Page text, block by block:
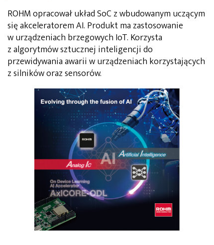
ROHM opracował układ SoC z wbudowanym uczącym
się akceleratorem AI. Produkt ma zastosowanie
w urządzeniach brzegowych IoT. Korzysta
z algorytmów sztucznej inteligencji do
przewidywania awarii w urządzeniach korzystających
z silników oraz sensorów.